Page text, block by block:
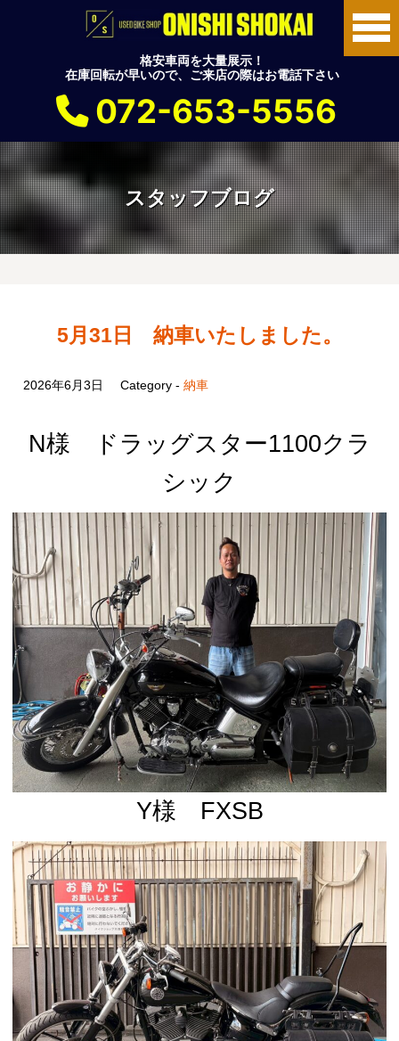
格安車両を大量展示！
在庫回転が早いので、ご来店の際はお電話下さい
072-653-5556
スタッフブログ
5月31日 納車いたしました。
2026年6月3日 Category - 納車
N様 ドラッグスター1100クラ
シック
Y様 FXSB